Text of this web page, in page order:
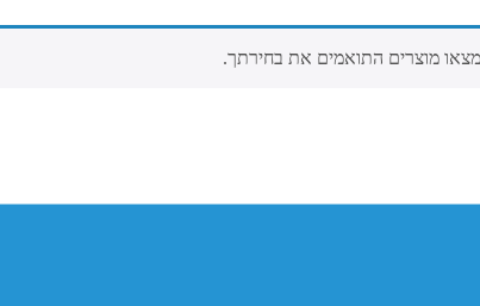
מוצרים התואמים את בחירתך.